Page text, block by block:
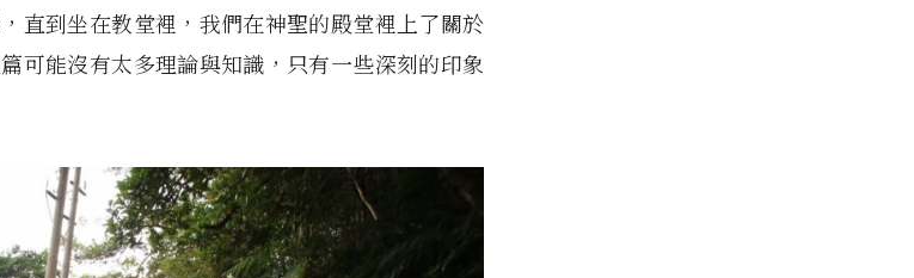
直到坐在教堂裡，我們在神聖的殿堂裡上了關於
可能沒有太多理論與知識，只有一些深刻的印象